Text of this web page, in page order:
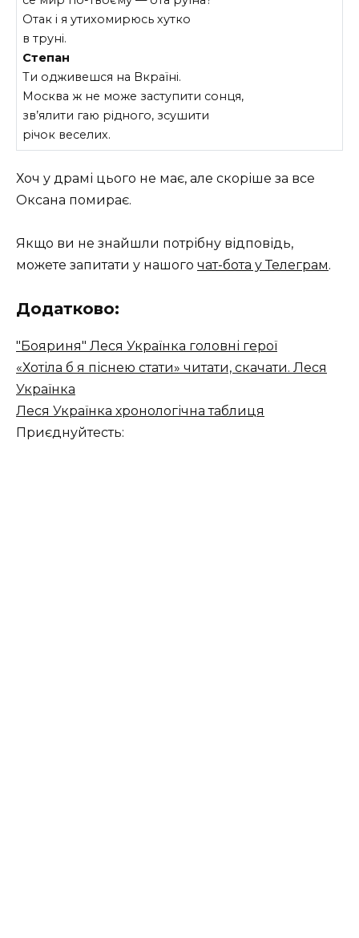
Отак і я утихомирюсь хутко
в труні.
Степан
Ти одживешся на Вкраїні.
Москва ж не може заступити сонця,
зв’ялити гаю рідного, зсушити
річок веселих.
Хоч у драмі цього не має, але скоріше за все
Оксана помирає.
Якщо ви не знайшли потрібну відповідь,
можете запитати у нашого чат-бота у Телеграм.
Додатково:
"Бояриня" Леся Українка головні герої
«Хотіла б я піснею стати» читати, скачати. Леся
Українка
Леся Українка хронологічна таблиця
Приєднуйтесть: